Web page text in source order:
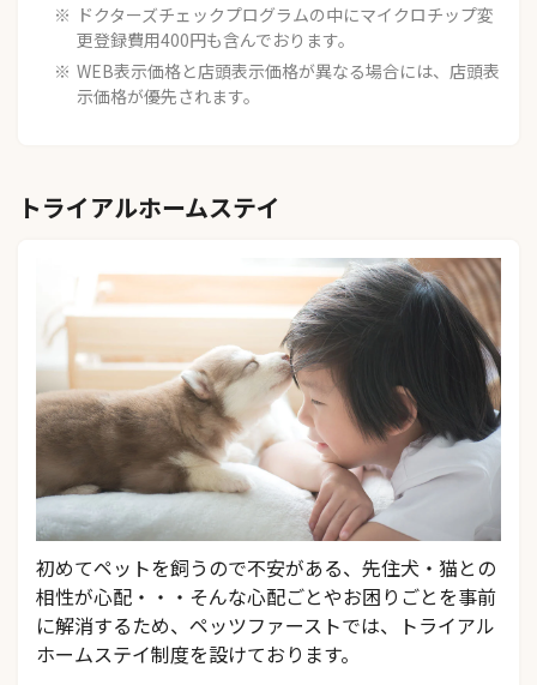
ドクターズチェックプログラムの中にマイクロチップ変
更登録費用400円も含んでおります。
WEB表示価格と店頭表示価格が異なる場合には、店頭表
示価格が優先されます。
トライアルホームステイ
初めてペットを飼うので不安がある、先住犬・猫との
相性が心配・・・そんな心配ごとやお困りごとを事前
に解消するため、ペッツファーストでは、トライアル
ホームステイ制度を設けております。